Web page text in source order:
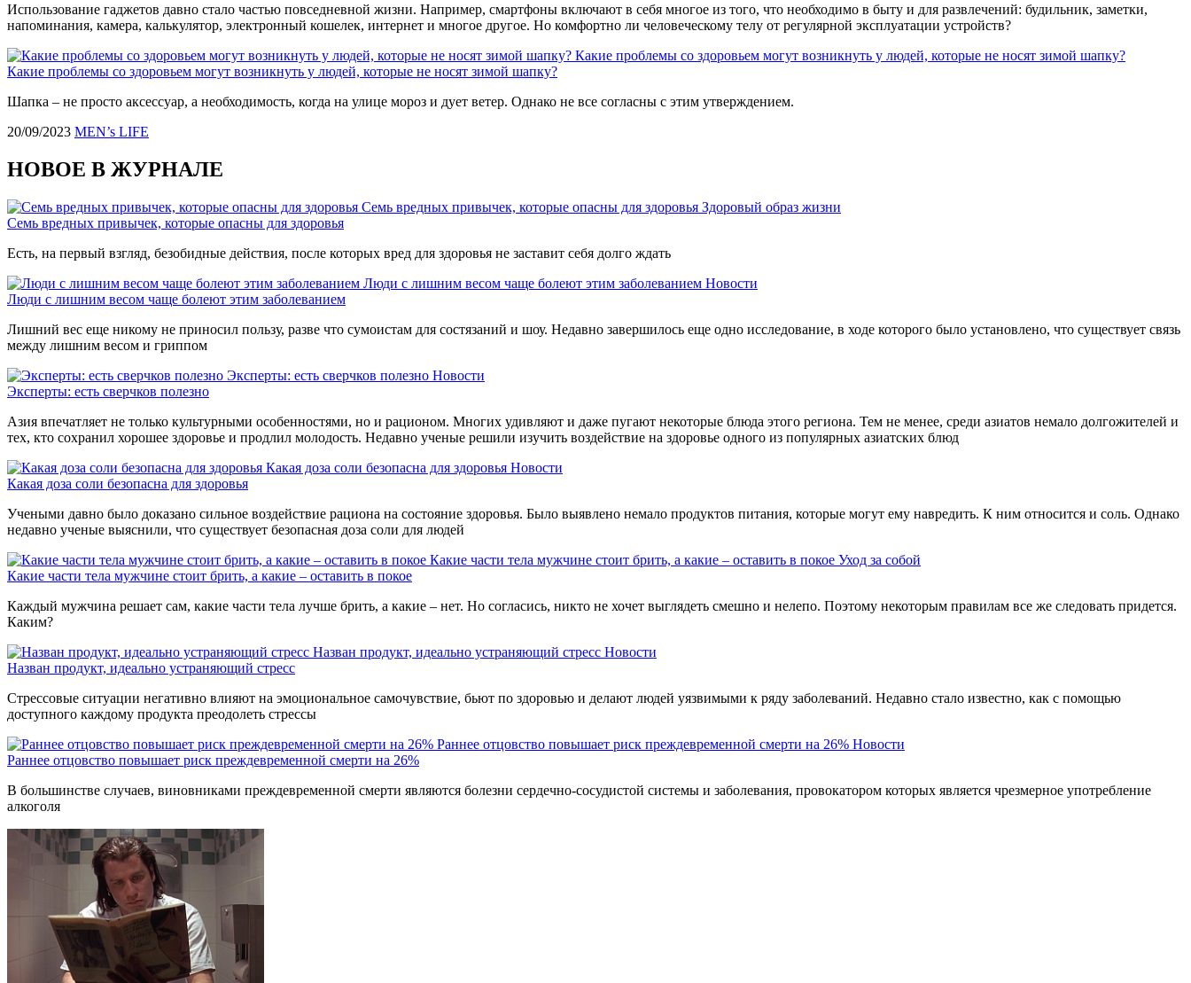
Использование гаджетов давно стало частью повседневной жизни. Например, смартфоны включают в себя многое из того, что необходимо в быту и для развлечений: будильник, заметки,
напоминания, камера, калькулятор, электронный кошелек, интернет и многое другое. Но комфортно ли человеческому телу от регулярной эксплуатации устройств?
Какие проблемы со здоровьем могут возникнуть у людей, которые не носят зимой шапку?
Какие проблемы со здоровьем могут возникнуть у людей, которые не носят зимой шапку?
Шапка – не просто аксессуар, а необходимость, когда на улице мороз и дует ветер. Однако не все согласны с этим утверждением.
20/09/2023 MEN’s LIFE
НОВОЕ В ЖУРНАЛЕ
Семь вредных привычек, которые опасны для здоровья Здоровый образ жизни
Семь вредных привычек, которые опасны для здоровья
Есть, на первый взгляд, безобидные действия, после которых вред для здоровья не заставит себя долго ждать
Люди с лишним весом чаще болеют этим заболеванием Новости
Люди с лишним весом чаще болеют этим заболеванием
Лишний вес еще никому не приносил пользу, разве что сумоистам для состязаний и шоу. Недавно завершилось еще одно исследование, в ходе которого было установлено, что существует связь
между лишним весом и гриппом
Эксперты: есть сверчков полезно Новости
Эксперты: есть сверчков полезно
Азия впечатляет не только культурными особенностями, но и рационом. Многих удивляют и даже пугают некоторые блюда этого региона. Тем не менее, среди азиатов немало долгожителей и
тех, кто сохранил хорошее здоровье и продлил молодость. Недавно ученые решили изучить воздействие на здоровье одного из популярных азиатских блюд
Какая доза соли безопасна для здоровья Новости
Какая доза соли безопасна для здоровья
Учеными давно было доказано сильное воздействие рациона на состояние здоровья. Было выявлено немало продуктов питания, которые могут ему навредить. К ним относится и соль. Однако
недавно ученые выяснили, что существует безопасная доза соли для людей
Какие части тела мужчине стоит брить, а какие – оставить в покое Уход за собой
Какие части тела мужчине стоит брить, а какие – оставить в покое
Каждый мужчина решает сам, какие части тела лучше брить, а какие – нет. Но согласись, никто не хочет выглядеть смешно и нелепо. Поэтому некоторым правилам все же следовать придется.
Каким?
Назван продукт, идеально устраняющий стресс Новости
Назван продукт, идеально устраняющий стресс
Стрессовые ситуации негативно влияют на эмоциональное самочувствие, бьют по здоровью и делают людей уязвимыми к ряду заболеваний. Недавно стало известно, как с помощью
доступного каждому продукта преодолеть стрессы
Раннее отцовство повышает риск преждевременной смерти на 26% Новости
Раннее отцовство повышает риск преждевременной смерти на 26%
В большинстве случаев, виновниками преждевременной смерти являются болезни сердечно-сосудистой системы и заболевания, провокатором которых является чрезмерное употребление
алкоголя